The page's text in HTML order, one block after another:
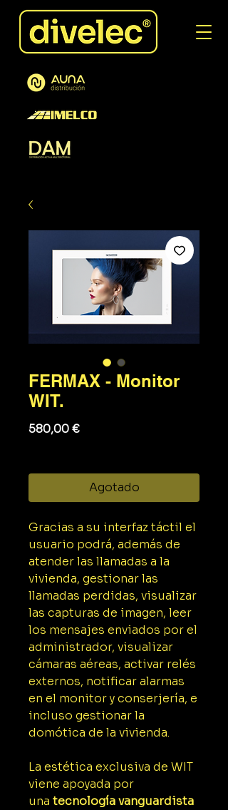
FERMAX - Monitor
WIT.
580,00 €Precio
Agotado
Gracias a su interfaz táctil el
usuario podrá, además de
atender las llamadas a la
vivienda, gestionar las
llamadas perdidas, visualizar
las capturas de imagen, leer
los mensajes enviados por el
administrador, visualizar
cámaras aéreas, activar relés
externos, notificar alarmas
en el monitor y conserjería, e
incluso gestionar la
domótica de la vivienda.
La estética exclusiva de WIT
viene apoyada por
una tecnología vanguardista